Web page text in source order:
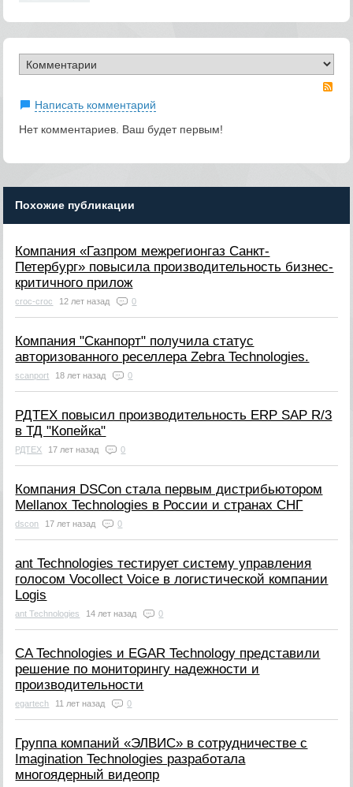
Написать комментарий
Нет комментариев. Ваш будет первым!
Похожие публикации
Компания «Газпром межрегионгаз Санкт-
Петербург» повысила производительность бизнес-
критичного прилож
croc-croc 12 лет назад 0
Компания "Сканпорт" получила статус
авторизованного реселлера Zebra Technologies.
scanport 18 лет назад 0
РДТЕХ повысил производительность ERP SAP R/3
в ТД "Копейка"
РДТЕХ 17 лет назад 0
Компания DSCon стала первым дистрибьютором
Mellanox Technologies в России и странах СНГ
dscon 17 лет назад 0
ant Technologies тестирует систему управления
голосом Vocollect Voice в логистической компании
Logis
ant Technologies 14 лет назад 0
CA Technologies и EGAR Technology представили
решение по мониторингу надежности и
производительности
egartech 11 лет назад 0
Группа компаний «ЭЛВИС» в сотрудничестве с
Imagination Technologies разработала
многоядерный видеопр